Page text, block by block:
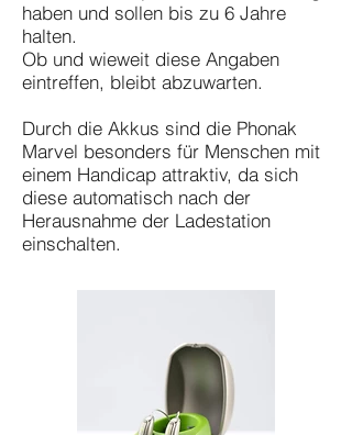
haben und sollen bis zu 6 Jahre
halten.
Ob und wieweit diese Angaben
eintreffen, bleibt abzuwarten.
Durch die Akkus sind die Phonak
Marvel besonders für Menschen mit
einem Handicap attraktiv, da sich
diese automatisch nach der
Herausnahme der Ladestation
einschalten.